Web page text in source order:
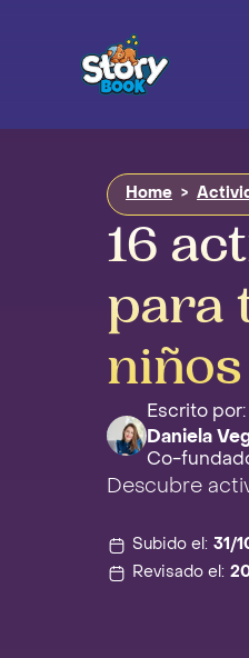
Home >
16
para
niños
Escrito por:
Daniela
Co-
Descubre
Subido el: 31/
Revisado el: